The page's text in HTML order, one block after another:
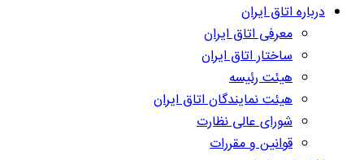
درباره اتاق ایران
معرفی اتاق ایران
ساختار اتاق ایران
هیئت رئیسه
هیئت نمایندگان اتاق ایران
شورای عالی نظارت
قوانین و مقررات